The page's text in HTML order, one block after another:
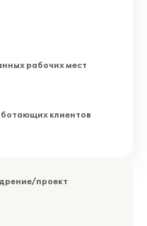
рабочих мест
клиентов
проект